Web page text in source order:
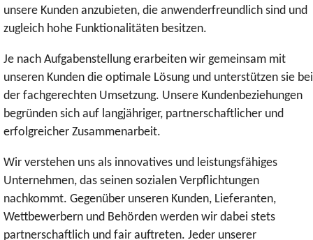
unsere Kunden anzubieten, die anwenderfreundlich sind und
zugleich hohe Funktionalitäten besitzen.
Je nach Aufgabenstellung erarbeiten wir gemeinsam mit
unseren Kunden die optimale Lösung und unterstützen sie bei
der fachgerechten Umsetzung. Unsere Kundenbeziehungen
begründen sich auf langjähriger, partnerschaftlicher und
erfolgreicher Zusammenarbeit.
Wir verstehen uns als innovatives und leistungsfähiges
Unternehmen, das seinen sozialen Verpflichtungen
nachkommt. Gegenüber unseren Kunden, Lieferanten,
Wettbewerbern und Behörden werden wir dabei stets
partnerschaftlich und fair auftreten. Jeder unserer